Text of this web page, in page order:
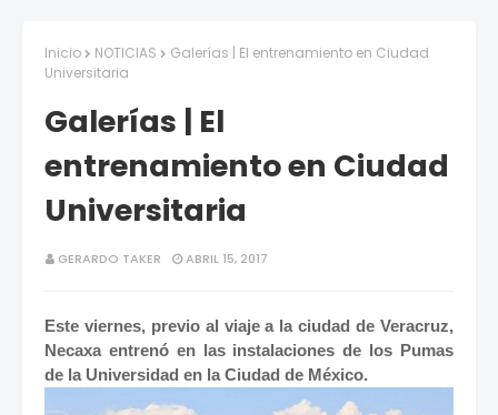
Inicio NOTICIAS
Galerías | El entrenamiento en Ciudad
Universitaria
Galerías | El
entrenamiento en Ciudad
Universitaria
GERARDO TAKER ABRIL 15, 2017
Este viernes, previo al viaje a la ciudad de Veracruz,
Necaxa entrenó en las instalaciones de los Pumas
de la Universidad en la Ciudad de México.